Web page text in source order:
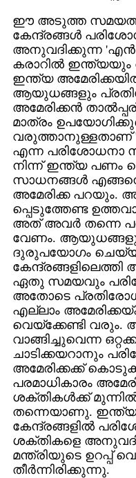
ഈ അടുത്ത
കേന്ദ്രങ്ങള്‍
അനുവദിക്കുന്ന
കരാറില്‍ ഇന്ത്യയും
ഇന്ത്യ
ആയുധങ്ങളും
അമേരിക്കന്‍
മാത്രം
വരുത്താനുള്ളതാണ്
എന്ന പരിശോധനാ
നിന്ന് ഇന്ത്യ
സാധനങ്ങള്‍
അമേരിക്ക പറയും.
പ്പെടുത്തേണ്ട
അത് അവര്‍ തന്നെ
വേണം.
ദുരുപയോഗം
ഏതു സമയവും
അതോടെ
എല്ലാം
വെയ്ക്കേണ്ടി വരും.
വാങ്ങിച്ചുവെന്ന
ചാടിക്കയറാനും
അമേരിക്കക്ക്
പരമാധികാരം
ശക്തികള്‍ക്ക്
തന്നെയാണു.
കേന്ദ്രങ്ങളില്‍
ശക്തികളെ
മന്ത്രിയുടെ ഉറപ്പ്
തീര്‍ന്നിരിക്കുന്നു.